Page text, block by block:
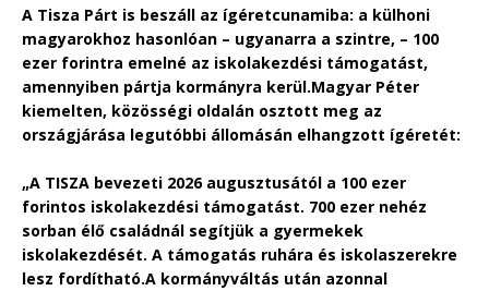
A Tisza Párt is beszáll az ígéretcunamiba: a külhoni
magyarokhoz hasonlóan – ugyanarra a szintre, – 100
ezer forintra emelné az iskolakezdési támogatást,
amennyiben pártja kormányra kerül.Magyar Péter
kiemelten, közösségi oldalán osztott meg az
országjárása legutóbbi állomásán elhangzott ígéretét:
„A TISZA bevezeti 2026 augusztusától a 100 ezer
forintos iskolakezdési támogatást. 700 ezer nehéz
sorban élő családnál segítjük a gyermekek
iskolakezdését. A támogatás ruhára és iskolaszerekre
lesz fordítható.A kormányváltás után azonnal